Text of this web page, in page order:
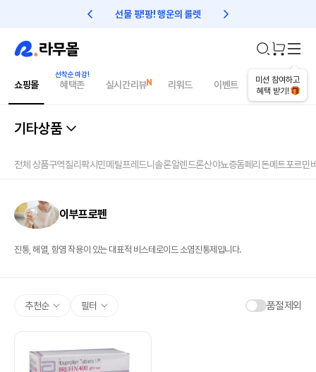
선물 팡!팡! 행운의 룰렛 친구초대 1만원 리워드!
미션 참여하고
혜택 받기!
쇼핑몰 혜택존 실시간리뷰 리워드 이벤트 건강매거진
기타상품
전체 상품구역질리팍시민메틸프레드니솔론알렌드론산야뇨증돔페리돈메트포르민
이부프로펜
진통, 해열, 항염 작용이 있는 대표적 비스테로이드 소염진통제입니다.
추천순 필터 품절제외